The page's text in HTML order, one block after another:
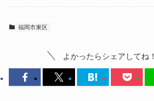
福岡市東区
よかったらシェアしてね！